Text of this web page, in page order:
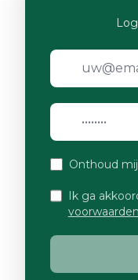
Onthoud mij
Ik ga
voorwaarden